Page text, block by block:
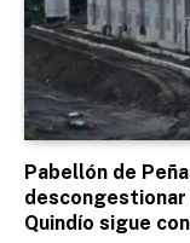
Pabellón de
Quindío sigue